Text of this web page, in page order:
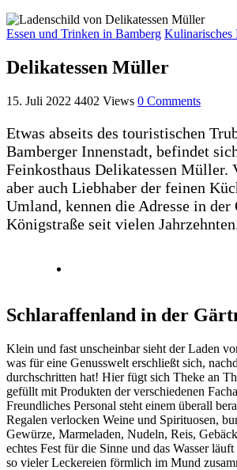
Essen und Trinken in Bamberg Kulinarisches
Delikatessen Müller
15. Juli 2022 4402 Views 0 Comments
Etwas abseits des touristischen
Bamberger Innenstadt, befindet
Feinkosthaus Delikatessen Müller.
aber auch Liebhaber der feinen
Umland, kennen die Adresse in der
Königstraße seit vielen
Schlaraffenland in der
Klein und fast unscheinbar sieht der Laden
was für eine Genusswelt erschließt sich,
durchschritten hat! Hier fügt sich Theke an
gefüllt mit Produkten der verschiedenen
Freundliches Personal steht einem überall
Regalen verlocken Weine und Spirituosen,
Gewürze, Marmeladen, Nudeln, Reis,
echtes Fest für die Sinne und das Wasser
so vieler Leckereien förmlich im Mund